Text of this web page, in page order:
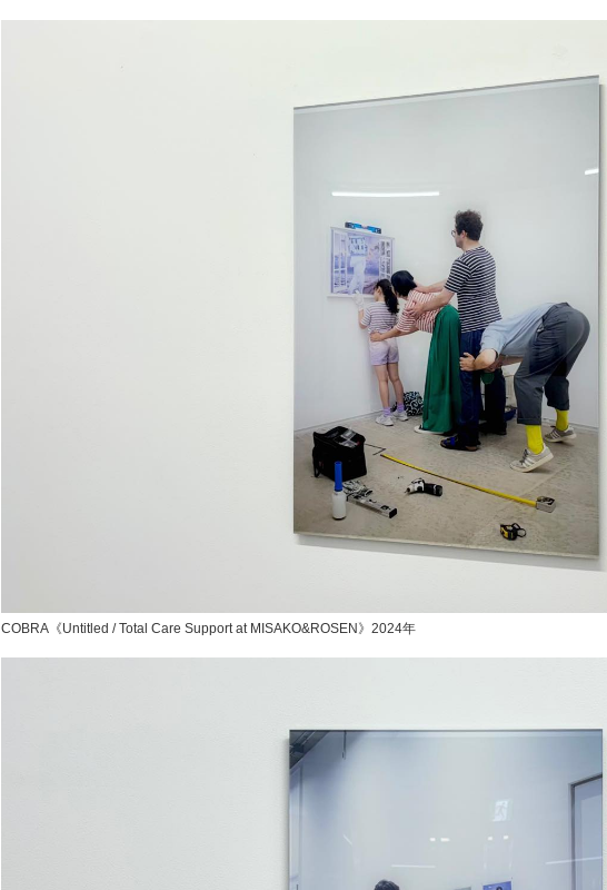
COBRA《Untitled / Total Care Support at MISAKO&ROSEN》2024年